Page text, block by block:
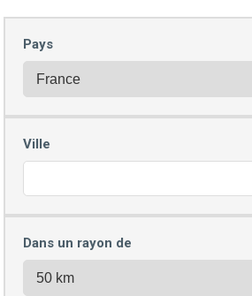
Pays
Ville
Dans un rayon de